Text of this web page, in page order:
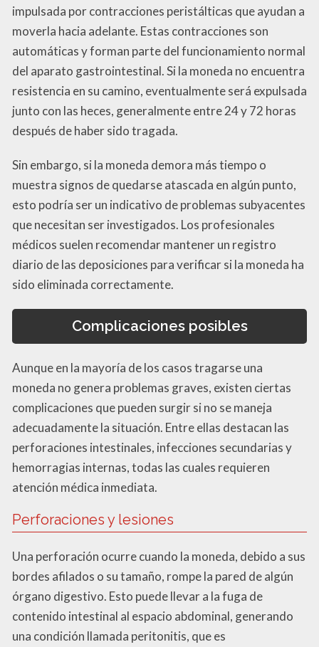
impulsada por contracciones peristálticas que ayudan a
moverla hacia adelante. Estas contracciones son
automáticas y forman parte del funcionamiento normal
del aparato gastrointestinal. Si la moneda no encuentra
resistencia en su camino, eventualmente será expulsada
junto con las heces, generalmente entre 24 y 72 horas
después de haber sido tragada.
Sin embargo, si la moneda demora más tiempo o
muestra signos de quedarse atascada en algún punto,
esto podría ser un indicativo de problemas subyacentes
que necesitan ser investigados. Los profesionales
médicos suelen recomendar mantener un registro
diario de las deposiciones para verificar si la moneda ha
sido eliminada correctamente.
Complicaciones posibles
Aunque en la mayoría de los casos tragarse una
moneda no genera problemas graves, existen ciertas
complicaciones que pueden surgir si no se maneja
adecuadamente la situación. Entre ellas destacan las
perforaciones intestinales, infecciones secundarias y
hemorragias internas, todas las cuales requieren
atención médica inmediata.
Perforaciones y lesiones
Una perforación ocurre cuando la moneda, debido a sus
bordes afilados o su tamaño, rompe la pared de algún
órgano digestivo. Esto puede llevar a la fuga de
contenido intestinal al espacio abdominal, generando
una condición llamada peritonitis, que es